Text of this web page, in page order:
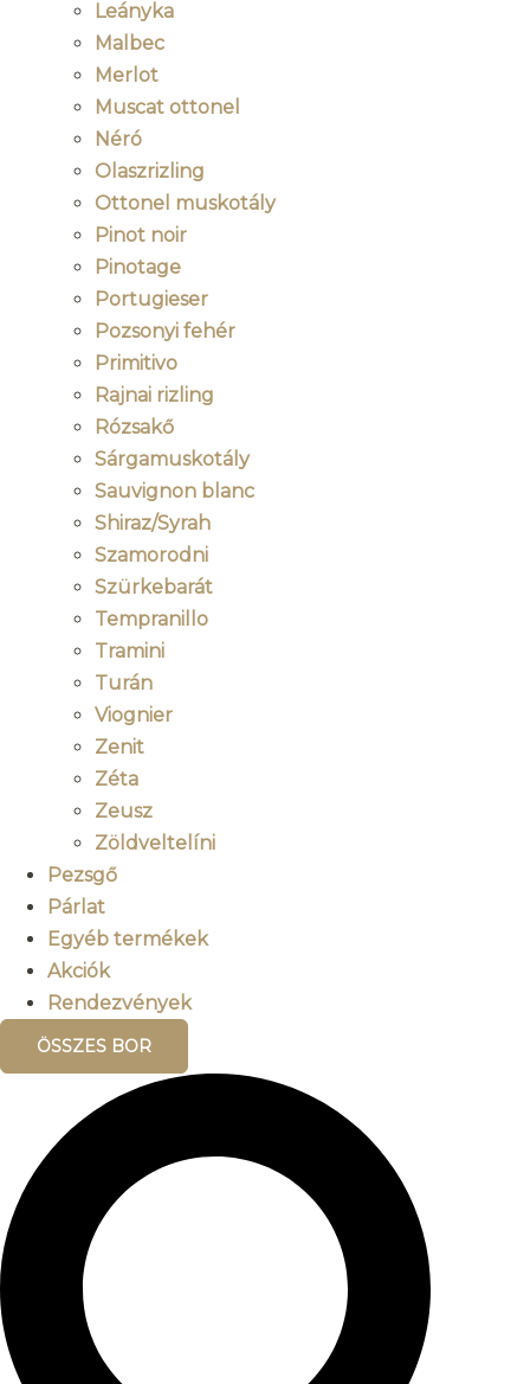
Leányka
Malbec
Merlot
Muscat ottonel
Néró
Olaszrizling
Ottonel muskotály
Pinot noir
Pinotage
Portugieser
Pozsonyi fehér
Primitivo
Rajnai rizling
Rózsakő
Sárgamuskotály
Sauvignon blanc
Shiraz/Syrah
Szamorodni
Szürkebarát
Tempranillo
Tramini
Turán
Viognier
Zenit
Zéta
Zeusz
Zöldveltelíni
Pezsgő
Párlat
Egyéb termékek
Akciók
Rendezvények
ÖSSZES BOR